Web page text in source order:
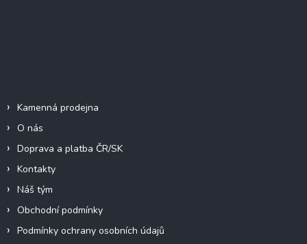
Kamenná prodejna
O nás
Doprava a platba ČR/SK
Kontakty
Náš tým
Obchodní podmínky
Podmínky ochrany osobních údajů